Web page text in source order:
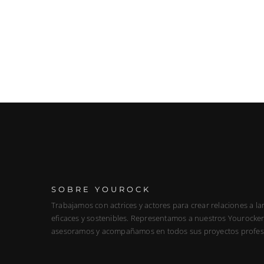
SOBRE YOUROCK
Trabajamos con actrices y actores para crear relaciones a
eficaces y sostenibles. Representamos a nuestros
asesoramos y acompañamos en todos sus proyectos